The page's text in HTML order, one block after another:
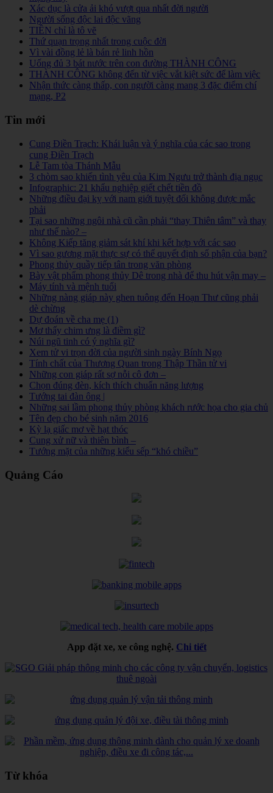
Xác dục là cửa ải khó vượt qua nhất đời người
Người sống độc lai độc vãng
TIỀN chỉ là tô vẽ
Thứ quạn trọng nhất trong cuộc đời
Vì vài đồng lẻ là bán rẻ linh hồn
Uống đủ 3 bát nước trên con đường THÀNH CÔNG
THÀNH CÔNG không đến từ việc vắt kiệt sức để làm việc
Nhận thức càng thấp, con người càng mang 3 đặc điểm chí
mạng, P2
Tin mới
Cung Điền Trạch: Khái luận và ý nghĩa của các sao trong
cung Điền Trạch
Lễ Tam tòa Thánh Mẫu
3 chòm sao khiến tình yêu của Kim Ngưu trở thành địa ngục
Infographic: 21 khẩu nghiệp giết chết tiền đồ
Những điều đại kỵ với nam giới tuyệt đối không được mắc
phải
Tại sao những ngôi nhà cũ cần phải “thay Thiên tâm” và thay
như thế nào? –
Không Kiếp tăng giảm sát khí khi kết hợp với các sao
Vì sao gương mặt thực sự có thể quyết định số phận của bạn?
Phong thủy quầy tiếp tân trong văn phòng
Bày vật phẩm phong thủy Dê trong nhà để thu hút vận may –
Máy tính và mệnh tuổi
Những nàng giáp này ghen tuông đến Hoạn Thư cũng phải
dè chừng
Dự đoán về cha mẹ (1)
Mơ thấy chim ưng là điềm gì?
Núi ngũ tinh có ý nghĩa gì?
Xem tử vi trọn đời của người sinh ngày Bính Ngọ
Tính chất của Thương Quan trong Thập Thần tử vi
Những con giáp rất sợ nỗi cô đơn –
Chọn đúng đèn, kích thích chuẩn năng lượng
Tướng tai đàn ông |
Những sai lầm phong thủy phòng khách rước họa cho gia chủ
Tên đẹp cho bé sinh năm 2016
Kỳ lạ giấc mơ về hạt thóc
Cung xử nữ và thiên bình –
Tướng mặt của những kiểu sếp “khó chiều”
Quảng Cáo
App đặt xe, xe công nghệ. Chi tiết
Từ khóa